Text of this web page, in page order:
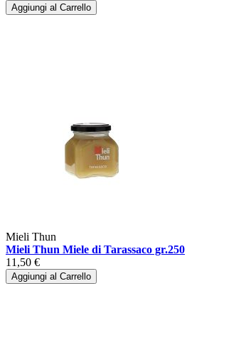
Aggiungi al Carrello
Mieli Thun
Mieli Thun Miele di Tarassaco gr.250
11,50 €
Aggiungi al Carrello